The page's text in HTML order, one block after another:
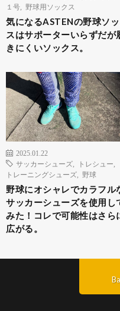
１号
野球用ソックス
気になるASTENの野球ソッ
スはサポーターいらずだが
きにくいソックス。
2025.01.22
サッカーシューズ
トレシュー
トレーニングシューズ
野球
野球にオシャレでカラフル
サッカーシューズを使用し
みた！コレで可能性はさら
広がる。